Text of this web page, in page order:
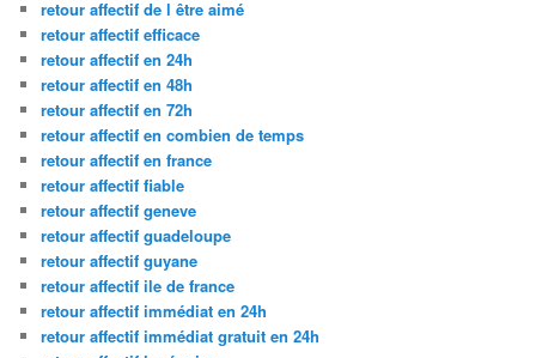
retour affectif de l être aimé
retour affectif efficace
retour affectif en 24h
retour affectif en 48h
retour affectif en 72h
retour affectif en combien de temps
retour affectif en france
retour affectif fiable
retour affectif geneve
retour affectif guadeloupe
retour affectif guyane
retour affectif ile de france
retour affectif immédiat en 24h
retour affectif immédiat gratuit en 24h